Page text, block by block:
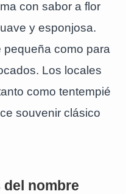
con sabor a flor
y esponjosa.
pequeña como para
Los locales
como tentempié
souvenir clásico
nombre